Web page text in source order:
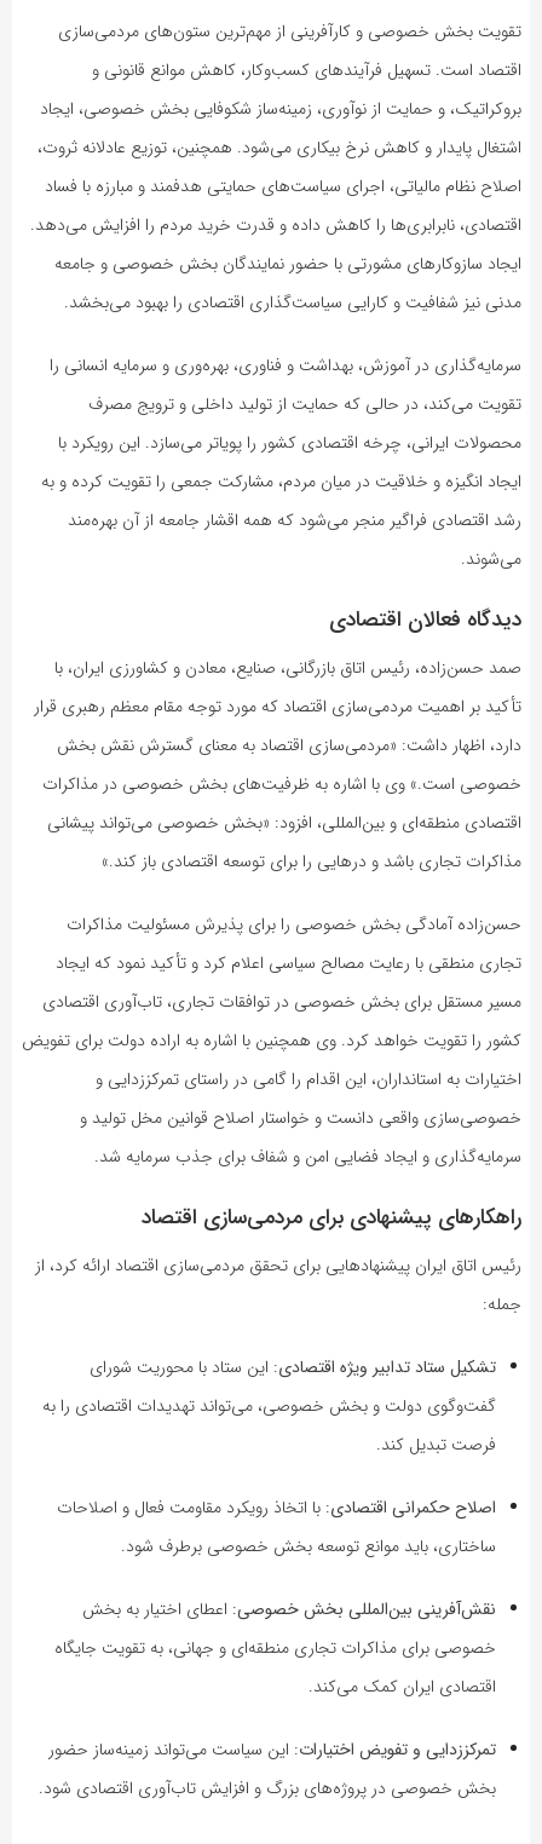
تقویت بخش خصوصی و کارآفرینی از مهم‌ترین ستون‌های مردمی‌سازی
اقتصاد است. تسهیل فرآیندهای کسب‌وکار، کاهش موانع قانونی و
بروکراتیک، و حمایت از نوآوری، زمینه‌ساز شکوفایی بخش خصوصی، ایجاد
اشتغال پایدار و کاهش نرخ بیکاری می‌شود. همچنین، توزیع عادلانه ثروت،
اصلاح نظام مالیاتی، اجرای سیاست‌های حمایتی هدفمند و مبارزه با فساد
اقتصادی، نابرابری‌ها را کاهش داده و قدرت خرید مردم را افزایش می‌دهد.
ایجاد سازوکارهای مشورتی با حضور نمایندگان بخش خصوصی و جامعه
مدنی نیز شفافیت و کارایی سیاست‌گذاری اقتصادی را بهبود می‌بخشد.
سرمایه‌گذاری در آموزش، بهداشت و فناوری، بهره‌وری و سرمایه انسانی را
تقویت می‌کند، در حالی که حمایت از تولید داخلی و ترویج مصرف
محصولات ایرانی، چرخه اقتصادی کشور را پویاتر می‌سازد. این رویکرد با
ایجاد انگیزه و خلاقیت در میان مردم، مشارکت جمعی را تقویت کرده و به
رشد اقتصادی فراگیر منجر می‌شود که همه اقشار جامعه از آن بهره‌مند
می‌شوند.
دیدگاه فعالان اقتصادی
صمد حسن‌زاده، رئیس اتاق بازرگانی، صنایع، معادن و کشاورزی ایران، با
تأکید بر اهمیت مردمی‌سازی اقتصاد که مورد توجه مقام معظم رهبری قرار
دارد، اظهار داشت: «مردمی‌سازی اقتصاد به معنای گسترش نقش بخش
خصوصی است.» وی با اشاره به ظرفیت‌های بخش خصوصی در مذاکرات
اقتصادی منطقه‌ای و بین‌المللی، افزود: «بخش خصوصی می‌تواند پیشانی
مذاکرات تجاری باشد و درهایی را برای توسعه اقتصادی باز کند.»
حسن‌زاده آمادگی بخش خصوصی را برای پذیرش مسئولیت مذاکرات
تجاری منطقی با رعایت مصالح سیاسی اعلام کرد و تأکید نمود که ایجاد
مسیر مستقل برای بخش خصوصی در توافقات تجاری، تاب‌آوری اقتصادی
کشور را تقویت خواهد کرد. وی همچنین با اشاره به اراده دولت برای تفویض
اختیارات به استانداران، این اقدام را گامی در راستای تمرکززدایی و
خصوصی‌سازی واقعی دانست و خواستار اصلاح قوانین مخل تولید و
سرمایه‌گذاری و ایجاد فضایی امن و شفاف برای جذب سرمایه شد.
راهکارهای پیشنهادی برای مردمی‌سازی اقتصاد
رئیس اتاق ایران پیشنهادهایی برای تحقق مردمی‌سازی اقتصاد ارائه کرد، از
جمله:
تشکیل ستاد تدابیر ویژه اقتصادی: این ستاد با محوریت شورای
گفت‌وگوی دولت و بخش خصوصی، می‌تواند تهدیدات اقتصادی را به
فرصت تبدیل کند.
اصلاح حکمرانی اقتصادی: با اتخاذ رویکرد مقاومت فعال و اصلاحات
ساختاری، باید موانع توسعه بخش خصوصی برطرف شود.
نقش‌آفرینی بین‌المللی بخش خصوصی: اعطای اختیار به بخش
خصوصی برای مذاکرات تجاری منطقه‌ای و جهانی، به تقویت جایگاه
اقتصادی ایران کمک می‌کند.
تمرکززدایی و تفویض اختیارات: این سیاست می‌تواند زمینه‌ساز حضور
بخش خصوصی در پروژه‌های بزرگ و افزایش تاب‌آوری اقتصادی شود.